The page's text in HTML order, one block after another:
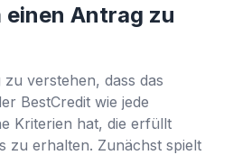
Antrag zu
verstehen, dass das
BestCredit wie jede
Kriterien hat, die erfüllt
zu erhalten. Zunächst spielt